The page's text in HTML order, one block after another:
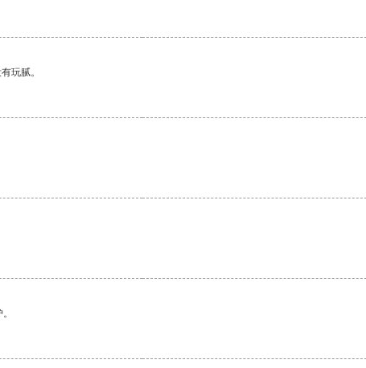
玩腻。